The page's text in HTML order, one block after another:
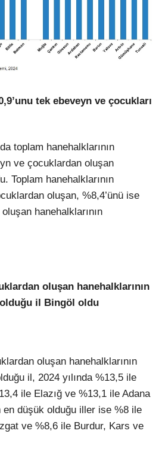
tek ebeveyn ve çocukları
toplam hanehalklarının
ve çocuklardan oluşan
Toplam hanehalklarının
oluşan, %8,4’ünü ise
hanehalklarının
oluşan hanehalklarının
olduğu il Bingöl oldu
oluşan hanehalklarının
il, 2024 yılında %13,5 ile
ile Elazığ ve %13,1 ile Adana
en düşük olduğu iller ise %8 ile
ve %8,6 ile Burdur, Kars ve